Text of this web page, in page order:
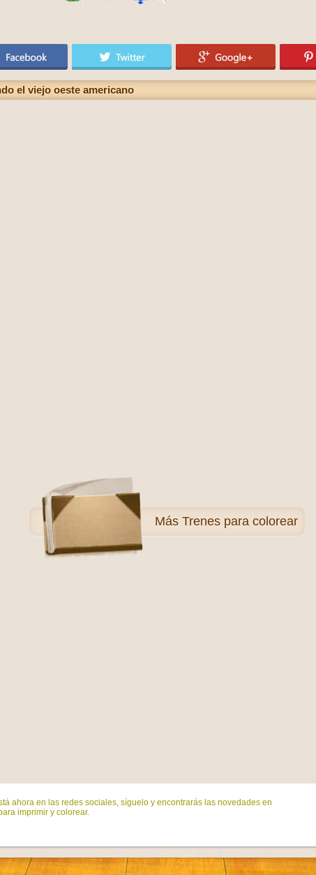
el viejo oeste americano
Más Trenes para colorear
ahora en las redes sociales, síguelo y encontrarás las novedades en
imprimir y colorear.